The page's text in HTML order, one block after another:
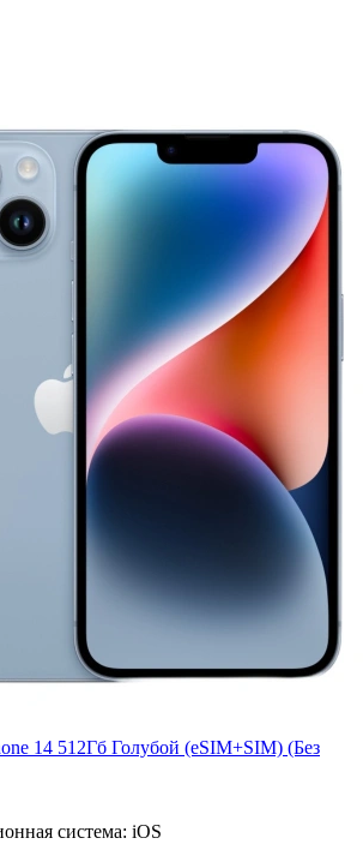
14 512Гб Голубой (eSIM+SIM) (Без
система: iOS